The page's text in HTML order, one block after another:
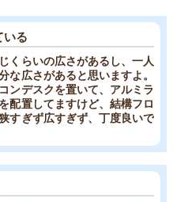
いる
くらいの広さがあるし、一人
な広さがあると思いますよ。
ンデスクを置いて、アルミラ
配置してますけど、結構フロ
すぎず広すぎず、丁度良いで